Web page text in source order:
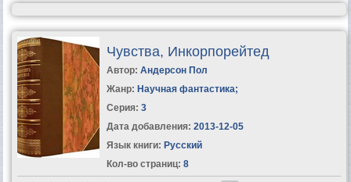
Чувства, Инкорпорейтед
Автор: Андерсон Пол
Жанр: Научная фантастика;
Серия: 3
Дата добавления: 2013-12-05
Язык книги: Русский
Кол-во страниц: 8